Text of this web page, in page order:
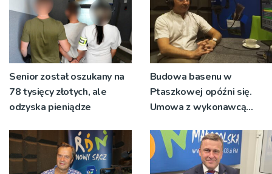
Senior został oszukany na
78 tysięcy złotych, ale
odzyska pieniądze
Budowa basenu w
Ptaszkowej opóźni się.
Umowa z wykonawcą
nie zostanie podpisana